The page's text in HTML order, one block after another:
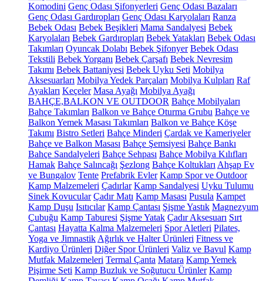
Komodini Genç Odası Şifonyerleri Genç Odası Bazaları
Genç Odası Gardıropları Genç Odası Karyolaları Ranza
Bebek Odası Bebek Beşikleri Mama Sandalyesi Bebek
Karyolaları Bebek Gardıropları Bebek Yatakları Bebek Odası
Takımları Oyuncak Dolabı Bebek Şifonyer Bebek Odası
Tekstili Bebek Yorganı Bebek Çarşafı Bebek Nevresim
Takımı Bebek Battaniyesi Bebek Uyku Seti Mobilya
Aksesuarları Mobilya Yedek Parçaları Mobilya Kulpları Raf
Ayakları Keçeler Masa Ayağı Mobilya Ayağı
BAHÇE,BALKON VE OUTDOOR Bahçe Mobilyaları
Bahçe Takımları Balkon ve Bahçe Oturma Grubu Bahçe ve
Balkon Yemek Masası Takımları Balkon ve Bahçe Köşe
Takımı Bistro Setleri Bahçe Minderi Çardak ve Kameriyeler
Bahçe ve Balkon Masası Bahçe Şemsiyesi Bahçe Bankı
Bahçe Sandalyeleri Bahçe Sehpası Bahçe Mobilya Kılıfları
Hamak Bahçe Salıncağı Şezlong Bahçe Koltukları Ahşap Ev
ve Bungalov Tente Prefabrik Evler Kamp Spor ve Outdoor
Kamp Malzemeleri Çadırlar Kamp Sandalyesi Uyku Tulumu
Sinek Kovucular Çadır Matı Kamp Masası Pusula Kampet
Kamp Duşu Isıtıcılar Kamp Çantası Şişme Yastık Magnezyum
Çubuğu Kamp Taburesi Şişme Yatak Çadır Aksesuarı Sırt
Çantası Hayatta Kalma Malzemeleri Spor Aletleri Pilates,
Yoga ve Jimnastik Ağırlık ve Halter Ürünleri Fitness ve
Kardiyo Ürünleri Diğer Spor Ürünleri Valiz ve Bavul Kamp
Mutfak Malzemeleri Termal Çanta Matara Kamp Yemek
Pişirme Seti Kamp Buzluk ve Soğutucu Ürünler Kamp